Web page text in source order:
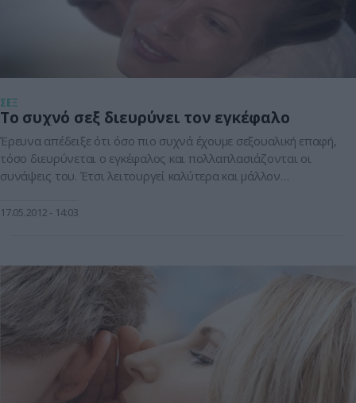
ΣΕΞ
Το συχνό σεξ διευρύνει τον εγκέφαλο
Έρευνα απέδειξε ότι όσο πιο συχνά έχουμε σεξουαλική επαφή,
τόσο διευρύνεται ο εγκέφαλος και πολλαπλασιάζονται οι
συνάψεις του. Έτσι λειτουργεί καλύτερα και μάλλον
αυτό το συμπέρασμα κατέληξαν ερευνητές του
[…]
17.05.2012 14:03